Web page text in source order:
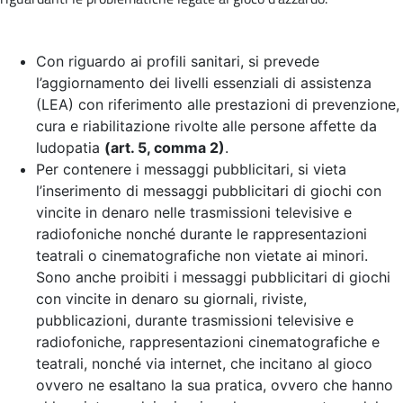
Con riguardo ai profili sanitari, si prevede
l’aggiornamento dei livelli essenziali di assistenza
(LEA) con riferimento alle prestazioni di prevenzione,
cura e riabilitazione rivolte alle persone affette da
ludopatia (art. 5, comma 2).
Per contenere i messaggi pubblicitari, si vieta
l’inserimento di messaggi pubblicitari di giochi con
vincite in denaro nelle trasmissioni televisive e
radiofoniche nonché durante le rappresentazioni
teatrali o cinematografiche non vietate ai minori.
Sono anche proibiti i messaggi pubblicitari di giochi
con vincite in denaro su giornali, riviste,
pubblicazioni, durante trasmissioni televisive e
radiofoniche, rappresentazioni cinematografiche e
teatrali, nonché via internet, che incitano al gioco
ovvero ne esaltano la sua pratica, ovvero che hanno